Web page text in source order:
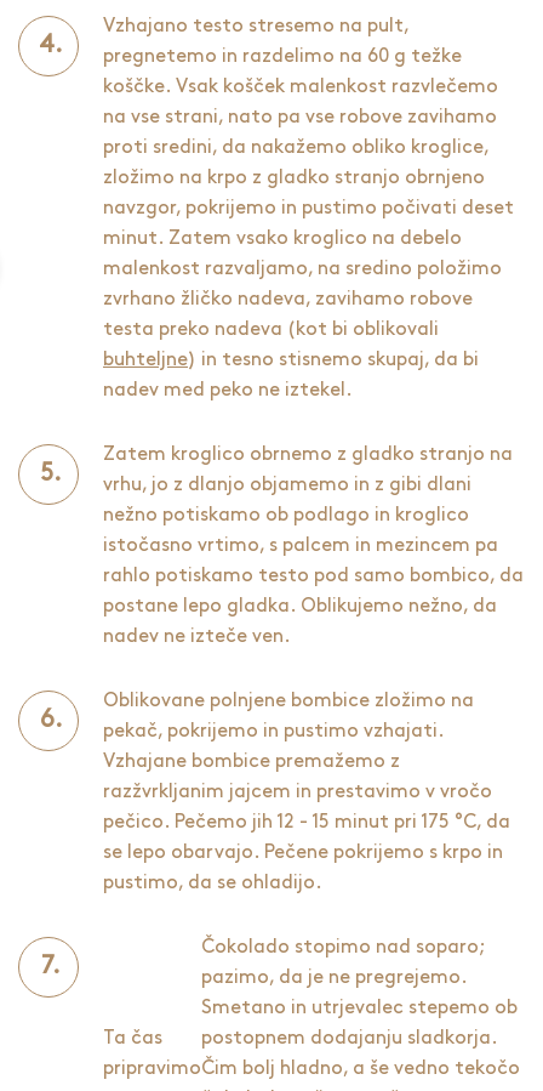
Vzhajano testo stresemo na pult,
pregnetemo in razdelimo na 60 g težke
koščke. Vsak košček malenkost razvlečemo
na vse strani, nato pa vse robove zavihamo
proti sredini, da nakažemo obliko kroglice,
zložimo na krpo z gladko stranjo obrnjeno
navzgor, pokrijemo in pustimo počivati deset
minut. Zatem vsako kroglico na debelo
malenkost razvaljamo, na sredino položimo
zvrhano žličko nadeva, zavihamo robove
testa preko nadeva (kot bi oblikovali
buhteljne) in tesno stisnemo skupaj, da bi
nadev med peko ne iztekel.
Zatem kroglico obrnemo z gladko stranjo na
vrhu, jo z dlanjo objamemo in z gibi dlani
nežno potiskamo ob podlago in kroglico
istočasno vrtimo, s palcem in mezincem pa
rahlo potiskamo testo pod samo bombico, da
postane lepo gladka. Oblikujemo nežno, da
nadev ne izteče ven.
Oblikovane polnjene bombice zložimo na
pekač, pokrijemo in pustimo vzhajati.
Vzhajane bombice premažemo z
razžvrkljanim jajcem in prestavimo v vročo
pečico. Pečemo jih 12 - 15 minut pri 175 °C, da
se lepo obarvajo. Pečene pokrijemo s krpo in
pustimo, da se ohladijo.
Ta čas
pripravimo
Čokolado stopimo nad soparo;
pazimo, da je ne pregrejemo.
Smetano in utrjevalec stepemo ob
postopnem dodajanju sladkorja.
Čim bolj hladno, a še vedno tekočo